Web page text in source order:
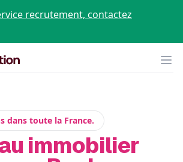
recrutement, contactez
dans toute la France.
immobilier